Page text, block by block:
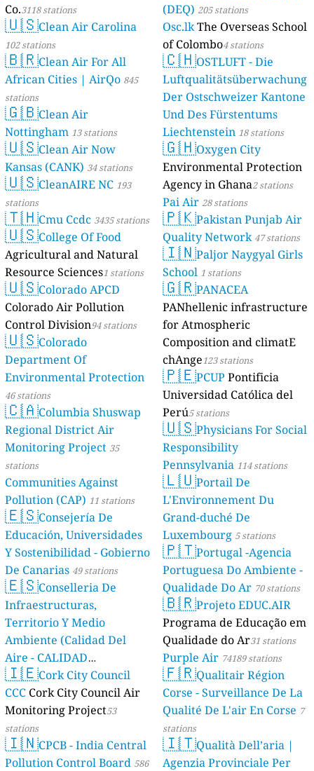
Co.3118 stations
🇺🇸Clean Air Carolina
102 stations
🇧🇷Clean Air For All
African Cities | AirQo 845
stations
🇬🇧Clean Air
Nottingham 13 stations
🇺🇸Clean Air Now
Kansas (CANK) 34 stations
🇺🇸CleanAIRE NC 193
stations
🇹🇭Cmu Ccdc 3435 stations
🇺🇸College Of Food
Agricultural and Natural
Resource Sciences1 stations
🇺🇸Colorado APCD
Colorado Air Pollution
Control Division94 stations
🇺🇸Colorado
Department Of
Environmental Protection
46 stations
🇨🇦Columbia Shuswap
Regional District Air
Monitoring Project 35
stations
Communities Against
Pollution (CAP) 11 stations
🇪🇸Consejería De
Educación, Universidades
Y Sostenibilidad - Gobierno
De Canarias 49 stations
🇪🇸Conselleria De
Infraestructuras,
Territorio Y Medio
Ambiente (Calidad Del
Aire - CALIDAD
AMBIENTAL) 23 stations
🇮🇪Cork City Council
CCC Cork City Council Air
Monitoring Project53
stations
🇮🇳CPCB - India Central
Pollution Control Board 586
(DEQ) 205 stations
Osc.lkThe Overseas School
of Colombo4 stations
🇨🇭OSTLUFT - Die
Luftqualitätsüberwachung
Der Ostschweizer Kantone
Und Des Fürstentums
Liechtenstein 18 stations
🇬🇭Oxygen City
Environmental Protection
Agency in Ghana2 stations
Pai Air 28 stations
🇵🇰Pakistan Punjab Air
Quality Network 47 stations
🇮🇳Paljor Naygyal Girls
School 1 stations
🇬🇷PANACEA
PANhellenic infrastructure
for Atmospheric
Composition and climatE
chAnge123 stations
🇵🇪PCUP Pontificia
Universidad Católica del
Perú5 stations
🇺🇸Physicians For Social
Responsibility
Pennsylvania 114 stations
🇱🇺Portail De
L'Environnement Du
Grand-duché De
Luxembourg 5 stations
🇵🇹Portugal -Agencia
Portuguesa Do Ambiente -
Qualidade Do Ar 70 stations
🇧🇷Projeto EDUC.AIR
Programa de Educação em
Qualidade do Ar31 stations
Purple Air 74189 stations
🇫🇷Qualitair Région
Corse - Surveillance De La
Qualité De L'air En Corse 7
stations
🇮🇹Qualità Dell’aria |
Agenzia Provinciale Per